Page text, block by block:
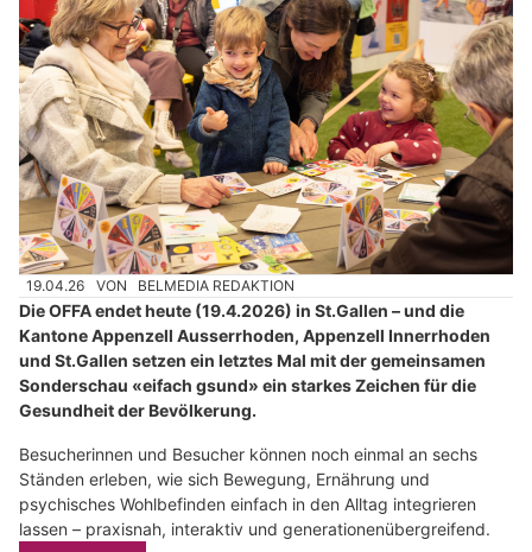
19.04.26 VON BELMEDIA REDAKTION
Die OFFA endet heute (19.4.2026) in St.Gallen – und die
Kantone Appenzell Ausserrhoden, Appenzell Innerrhoden
und St.Gallen setzen ein letztes Mal mit der gemeinsamen
Sonderschau «eifach gsund» ein starkes Zeichen für die
Gesundheit der Bevölkerung.
Besucherinnen und Besucher können noch einmal an sechs
Ständen erleben, wie sich Bewegung, Ernährung und
psychisches Wohlbefinden einfach in den Alltag integrieren
lassen – praxisnah, interaktiv und generationenübergreifend.